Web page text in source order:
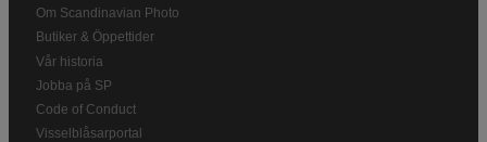
Om Scandinavian Photo
Butiker & Öppettider
Vår historia
Jobba på SP
Code of Conduct
Visselblåsarportal